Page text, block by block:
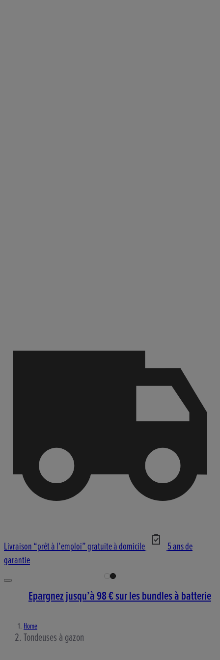
Livraison “prêt à l’emploi” gratuite à domicile
5 ans de
garantie
Epargnez jusqu’à 98 € sur les bundles à batterie
Home
Tondeuses à gazon